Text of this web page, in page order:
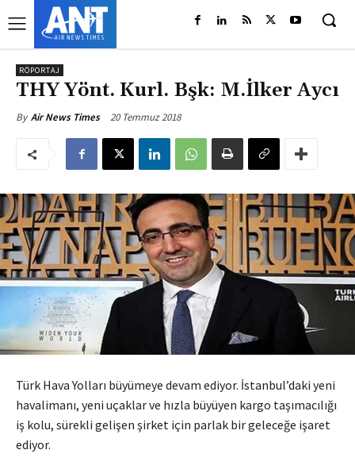
RÖPORTAJ
THY Yönt. Kurl. Bşk: M.İlker Aycı
By Air News Times 20 Temmuz 2018
Türk Hava Yolları büyümeye devam ediyor. İstanbul’daki yeni
havalimanı, yeni uçaklar ve hızla büyüyen kargo taşımacılığı
iş kolu, sürekli gelişen şirket için parlak bir geleceğe işaret
ediyor.